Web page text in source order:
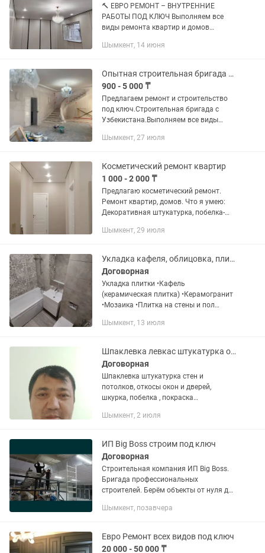
🔨 ЕВРО РЕМОНТ – ВНУТРЕННИЕ
РАБОТЫ ПОД КЛЮЧ Выполняем все
виды ремонта квартир и домов
Штукатурка и шпаклёвка стен ✅
плитка, линолеум ✅...
Шымкент, 14 июня
Опытная строительная бригада помогаем сделать ремонт и стройка под ключ.
900 - 5 000 ₸
Предлагаем ремонт и строительство
под ключ.Строительная бригада с
Узбекистана.Выполняем все виды
Наши услуги: Черновые работы,
Шымкент, 27 июля
Косметический ремонт квартир
1 000 - 2 000 ₸
Предлагаю косметический ремонт.
Ремонт квартир, домов. Что я умею:
Декоративная штукатурка, побелка-
колеровка стен, монтаж-демонтаж
Шымкент, 29 июля
Укладка кафеля, облицовка, плиточный
Договорная
Укладка плитки •Кафель
(керамическая плитка) •Керамогранит
•Мозаика •Плитка на стены и пол
рисунком Дополнительные работы
уголков,...
Шымкент, 13 июля
Шпаклевка левкас штукатурка откосы покраска водоэмульсия побелка демонтаж
Договорная
Шпаклевка штукатурка стен и
потолков, откосы окон и дверей,
шкурка, побелка , покраска
демонтаж, уборка территории,
обрезка,...
Шымкент, 2 июля
ИП Big Boss строим под ключ
Договорная
Строительная компания ИП Big Boss.
Бригада профессиональных
строителей. Берём объекты от нуля до
Работаем официально, качественно и
Шымкент, позавчера
Евро Ремонт всех видов под ключ
20 000 - 50 000 ₸